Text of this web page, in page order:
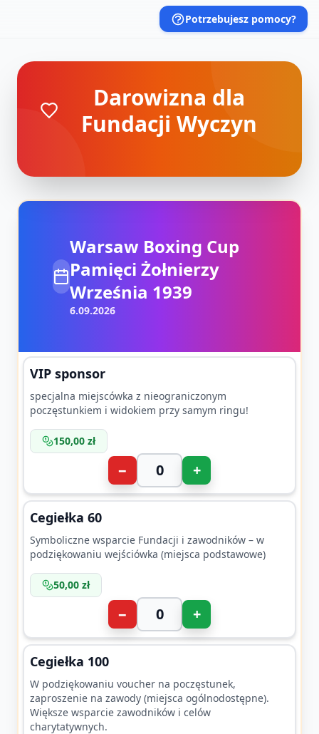
Potrzebujesz pomocy?
Darowizna dla
Fundacji Wyczyn
Warsaw Boxing Cup
Pamięci Żołnierzy
Września 1939
6.09.2026
VIP sponsor
specjalna miejscówka z nieograniczonym
poczęstunkiem i widokiem przy samym ringu!
150,00 zł
− +
Cegiełka 60
Symboliczne wsparcie Fundacji i zawodników – w
podziękowaniu wejściówka (miejsca podstawowe)
50,00 zł
− +
Cegiełka 100
W podziękowaniu voucher na poczęstunek,
zaproszenie na zawody (miejsca ogólnodostępne).
Większe wsparcie zawodników i celów
charytatywnych.